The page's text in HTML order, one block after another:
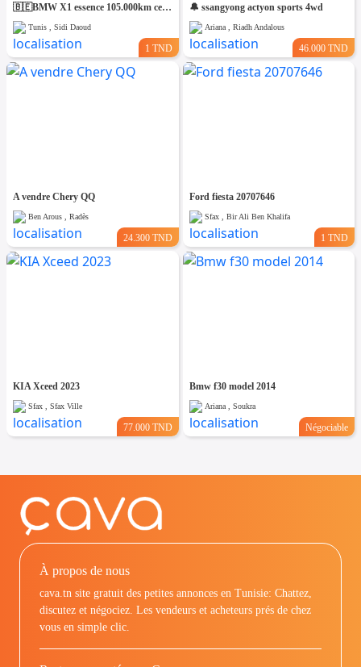
🇧🇪BMW X1 essence 105.000km certifiées🇩🇪 1ere main / entretien chez BMW charguia
Tunis , Sidi Daoud
1 TND
🔔 ssangyong actyon sports 4wd
Ariana , Riadh Andalous
46.000 TND
A vendre Chery QQ
Ben Arous , Radès
24.300 TND
Ford fiesta 20707646
Sfax , Bir Ali Ben Khalifa
1 TND
KIA Xceed 2023
Sfax , Sfax Ville
77.000 TND
Bmw f30 model 2014
Ariana , Soukra
Négociable
À propos de nous
cava.tn site gratuit des petites annonces en Tunisie: Chattez,
discutez et négociez. Les vendeurs et acheteurs prés de chez
vous en simple clic.